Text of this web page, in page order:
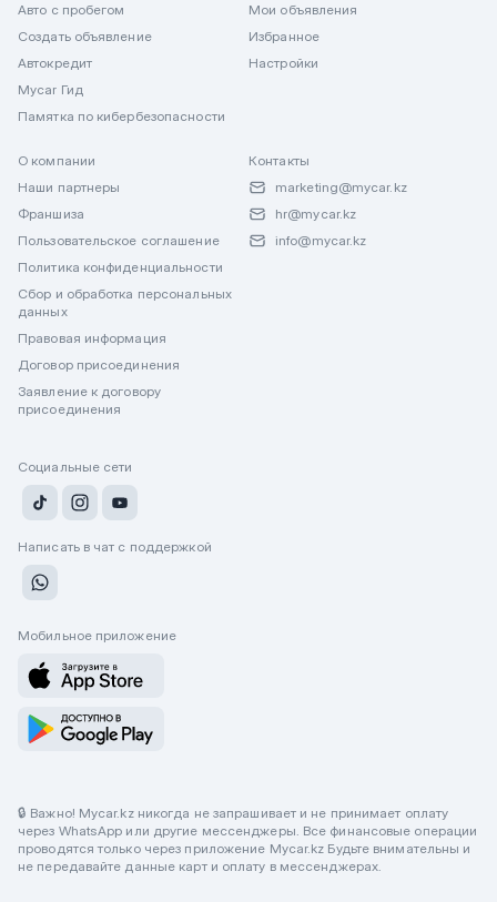
Авто с пробегом
Создать объявление
Автокредит
Mycar Гид
Памятка по кибербезопасности
Мои объявления
Избранное
Настройки
О компании
Наши партнеры
Франшиза
Пользовательское соглашение
Политика конфиденциальности
Сбор и обработка персональных
данных
Правовая информация
Договор присоединения
Заявление к договору
присоединения
Контакты
marketing@mycar.kz
hr@mycar.kz
info@mycar.kz
Социальные сети
Написать в чат с поддержкой
Мобильное приложение
🔒 Важно! Mycar.kz никогда не запрашивает и не принимает оплату
через WhatsApp или другие мессенджеры. Все финансовые операции
проводятся только через приложение Mycar.kz Будьте внимательны и
не передавайте данные карт и оплату в мессенджерах.